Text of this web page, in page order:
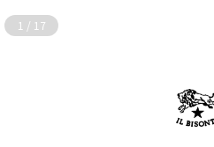
1 / 17